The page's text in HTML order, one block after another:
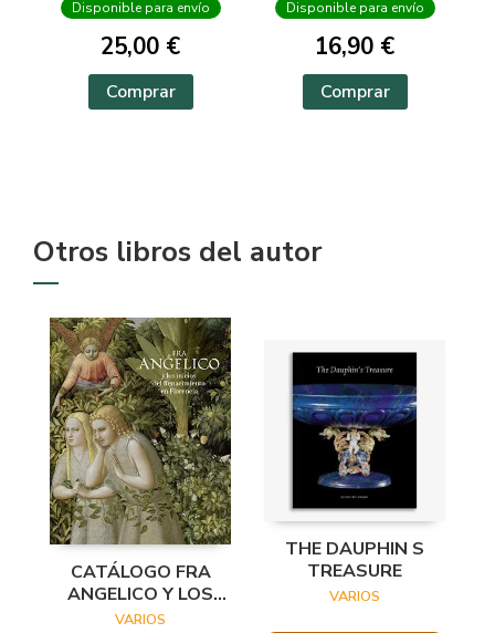
Disponible para envío
25,00 €
Comprar
Disponible para envío
16,90 €
Comprar
Otros libros del autor
CATÁLOGO FRA
ANGELICO Y LOS
INICIOS DEL
VARIOS
THE DAUPHIN S
TREASURE
VARIOS